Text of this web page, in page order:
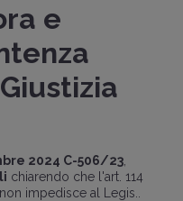
e
2024 C-506/23
chiarendo che l'art. 114
impedisce al Legis..